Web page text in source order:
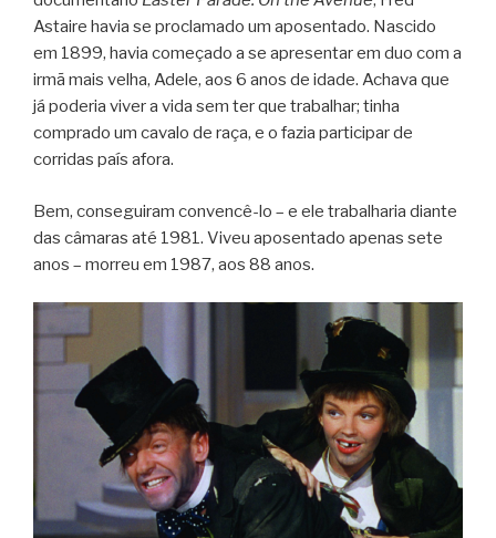
Astaire havia se proclamado um aposentado. Nascido
em 1899, havia começado a se apresentar em duo com a
irmã mais velha, Adele, aos 6 anos de idade. Achava que
já poderia viver a vida sem ter que trabalhar; tinha
comprado um cavalo de raça, e o fazia participar de
corridas país afora.
Bem, conseguiram convencê-lo – e ele trabalharia diante
das câmaras até 1981. Viveu aposentado apenas sete
anos – morreu em 1987, aos 88 anos.